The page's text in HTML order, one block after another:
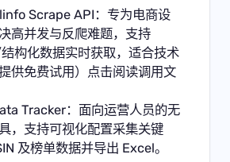
Scrape API ：专为电商设
高并发与反爬难题，支持
构化数据实时获取，适合技术
供免费试用）点击阅读调用文
Tracker：面向运营人员的无
，支持可视化配置采集关键
及榜单数据并导出 Excel。